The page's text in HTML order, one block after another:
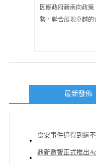
因應政府新南向政
勢，聯合展現卓越的
COATINGS)、協楊
司，展現台商拼博精
最新發佈
食安事件追得到還
變
鼎新數智正式推出